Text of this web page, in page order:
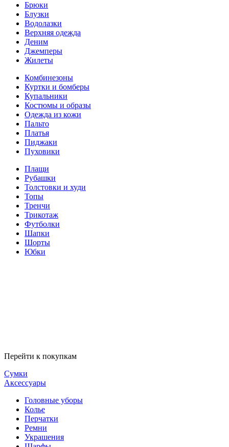
Брюки
Блузки
Водолазки
Верхняя одежда
Деним
Джемперы
Жилеты
Комбинезоны
Куртки и бомберы
Купальники
Костюмы и образы
Одежда из кожи
Пальто
Платья
Пиджаки
Пуховики
Плащи
Рубашки
Толстовки и худи
Топы
Тренчи
Трикотаж
Футболки
Шапки
Шорты
Юбки
Перейти к покупкам
Сумки
Аксессуары
Головные уборы
Колье
Перчатки
Ремни
Украшения